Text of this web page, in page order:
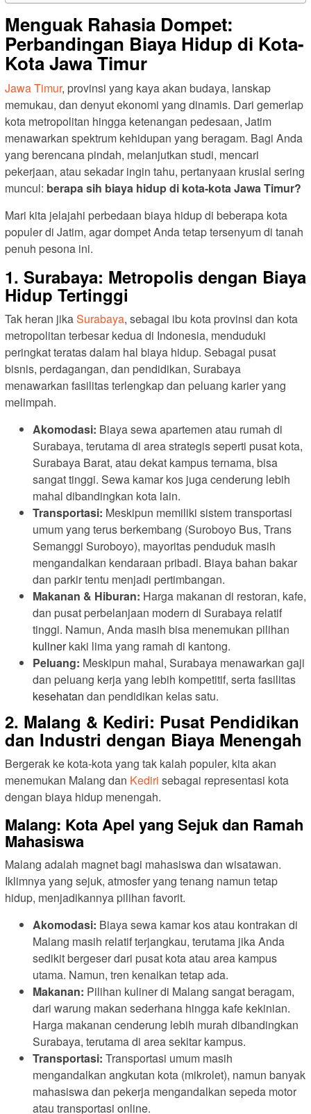
Menguak Rahasia Dompet:
Perbandingan Biaya Hidup di Kota-
Kota Jawa Timur
Jawa Timur, provinsi yang kaya akan budaya, lanskap
memukau, dan denyut ekonomi yang dinamis. Dari gemerlap
kota metropolitan hingga ketenangan pedesaan, Jatim
menawarkan spektrum kehidupan yang beragam. Bagi Anda
yang berencana pindah, melanjutkan studi, mencari
pekerjaan, atau sekadar ingin tahu, pertanyaan krusial sering
muncul: berapa sih biaya hidup di kota-kota Jawa Timur?
Mari kita jelajahi perbedaan biaya hidup di beberapa kota
populer di Jatim, agar dompet Anda tetap tersenyum di tanah
penuh pesona ini.
1. Surabaya: Metropolis dengan Biaya
Hidup Tertinggi
Tak heran jikaSurabaya, sebagai ibu kota provinsi dan kota
metropolitan terbesar kedua di Indonesia, menduduki
peringkat teratas dalam hal biaya hidup. Sebagai pusat
bisnis, perdagangan, dan pendidikan, Surabaya
menawarkan fasilitas terlengkap dan peluang karier yang
melimpah.
Akomodasi: Biaya sewa apartemen atau rumah di
Surabaya, terutama di area strategis seperti pusat kota,
Surabaya Barat, atau dekat kampus ternama, bisa
sangat tinggi. Sewa kamar kos juga cenderung lebih
mahal dibandingkan kota lain.
Transportasi: Meskipun memiliki sistem transportasi
umum yang terus berkembang (Suroboyo Bus, Trans
Semanggi Suroboyo), mayoritas penduduk masih
mengandalkan kendaraan pribadi. Biaya bahan bakar
dan parkir tentu menjadi pertimbangan.
Makanan & Hiburan: Harga makanan di restoran, kafe,
dan pusat perbelanjaan modern di Surabaya relatif
tinggi. Namun, Anda masih bisa menemukan pilihan
kulinerkaki lima yang ramah di kantong.
Peluang: Meskipun mahal, Surabaya menawarkan gaji
dan peluang kerja yang lebih kompetitif, serta fasilitas
kesehatan dan pendidikan kelas satu.
2. Malang & Kediri: Pusat Pendidikan
dan Industri dengan Biaya Menengah
Bergerak ke kota-kota yang tak kalah populer, kita akan
menemukan Malang dan Kediri sebagai representasi kota
dengan biaya hidup menengah.
Malang: Kota Apel yang Sejuk dan Ramah
Mahasiswa
Malang adalah magnet bagi mahasiswa dan wisatawan.
Iklimnya yang sejuk, atmosfer yang tenang namun tetap
hidup, menjadikannya pilihan favorit.
Akomodasi: Biaya sewa kamar kos atau kontrakan di
Malang masih relatif terjangkau, terutama jika Anda
sedikit bergeser dari pusat kota atau area kampus
utama. Namun, tren kenaikan tetap ada.
Makanan: Pilihan kuliner di Malang sangat beragam,
dari warung makan sederhana hingga kafe kekinian.
Harga makanan cenderung lebih murah dibandingkan
Surabaya, terutama di area sekitar kampus.
Transportasi: Transportasi umum masih
mengandalkan angkutan kota (mikrolet), namun banyak
mahasiswa dan pekerja mengandalkan sepeda motor
atau transportasi online.